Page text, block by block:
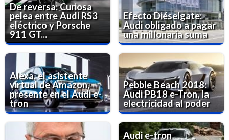
De reversa: Curiosa
pelea entre Audi RS3
eléctrico y Porsche
911 GT...
Efecto Diéselgate:
Audi obligado a pagar
una millonaria suma
Alexa, el asistente
virtual de Amazon,
presente en el Audi e-
tron
Pebble Beach 2018:
Audi PB18 e-Tron, la
electricidad al poder
Audi e-tron